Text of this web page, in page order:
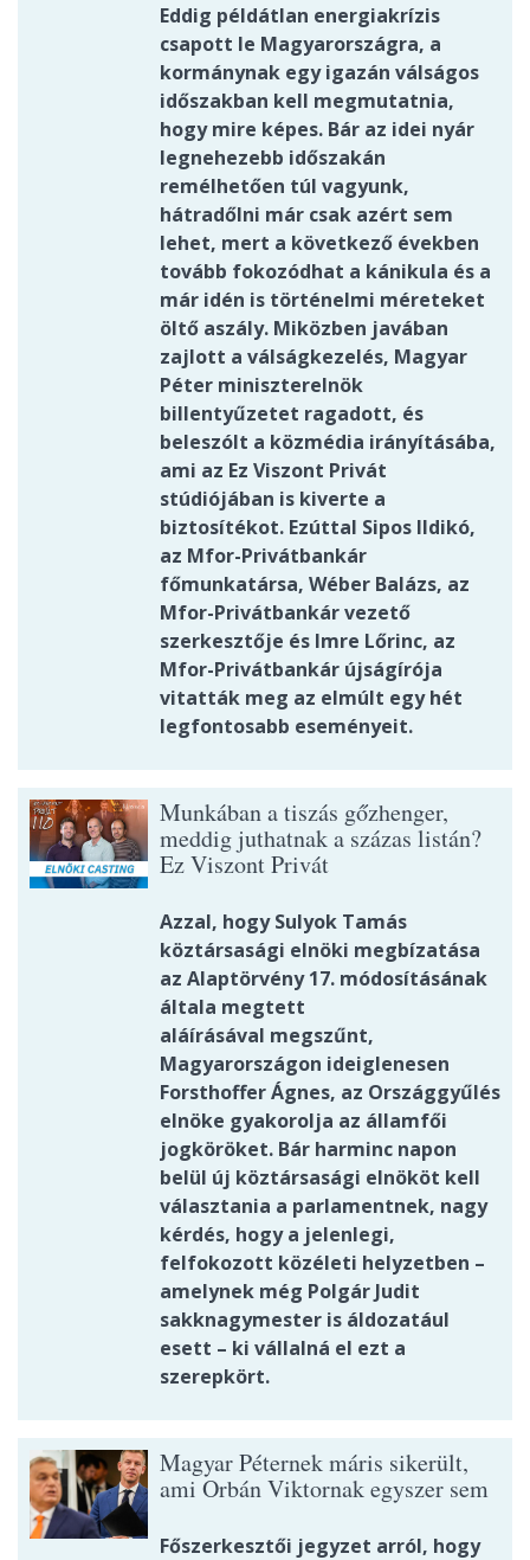
Eddig példátlan energiakrízis
csapott le Magyarországra, a
kormánynak egy igazán válságos
időszakban kell megmutatnia,
hogy mire képes. Bár az idei nyár
legnehezebb időszakán
remélhetően túl vagyunk,
hátradőlni már csak azért sem
lehet, mert a következő években
tovább fokozódhat a kánikula és a
már idén is történelmi méreteket
öltő aszály. Miközben javában
zajlott a válságkezelés, Magyar
Péter miniszterelnök
billentyűzetet ragadott, és
beleszólt a közmédia irányításába,
ami az Ez Viszont Privát
stúdiójában is kiverte a
biztosítékot. Ezúttal Sipos Ildikó,
az Mfor-Privátbankár
főmunkatársa, Wéber Balázs, az
Mfor-Privátbankár vezető
szerkesztője és Imre Lőrinc, az
Mfor-Privátbankár újságírója
vitatták meg az elmúlt egy hét
legfontosabb eseményeit.
Munkában a tiszás gőzhenger,
meddig juthatnak a százas listán?
Ez Viszont Privát
Azzal, hogy Sulyok Tamás
köztársasági elnöki megbízatása
az Alaptörvény 17. módosításának
általa megtett
aláírásával megszűnt,
Magyarországon ideiglenesen
Forsthoffer Ágnes, az Országgyűlés
elnöke gyakorolja az államfői
jogköröket. Bár harminc napon
belül új köztársasági elnököt kell
választania a parlamentnek, nagy
kérdés, hogy a jelenlegi,
felfokozott közéleti helyzetben –
amelynek még Polgár Judit
sakknagymester is áldozatául
esett – ki vállalná el ezt a
szerepkört.
Magyar Péternek máris sikerült,
ami Orbán Viktornak egyszer sem
Főszerkesztői jegyzet arról, hogy